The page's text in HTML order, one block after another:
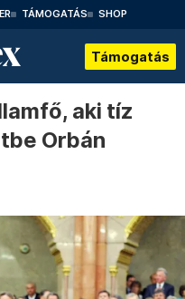
TÁMOGATÁS SHOP
Támogatás
aki tíz
Orbán